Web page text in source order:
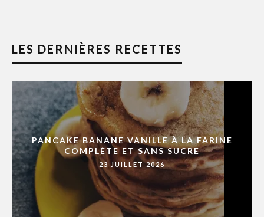
LES DERNIÈRES RECETTES
PANCAKE BANANE VANILLE À LA FARINE
COMPLÈTE ET SANS SUCRE
23 JUILLET 2026